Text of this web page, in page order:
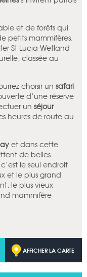
et de forêts qui
petits mammifères.
St Lucia Wetland
classée au
choisir un safari
d’une réserve
un séjour
heures de route au
et dans cette
de belles
le seul endroit
et le plus grand
le plus vieux
mammifère
AFFICHER LA CARTE